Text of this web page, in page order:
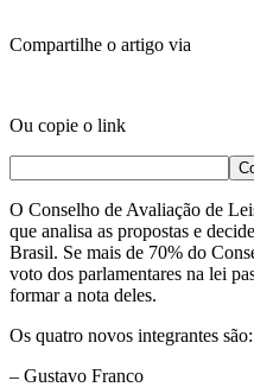
Compartilhe o artigo via
Ou copie o link
O Conselho de Avaliação de
que analisa as propostas e
Brasil. Se mais de 70% do
voto dos parlamentares na lei
formar a nota deles.
Os quatro novos integrantes são:
– Gustavo Franco